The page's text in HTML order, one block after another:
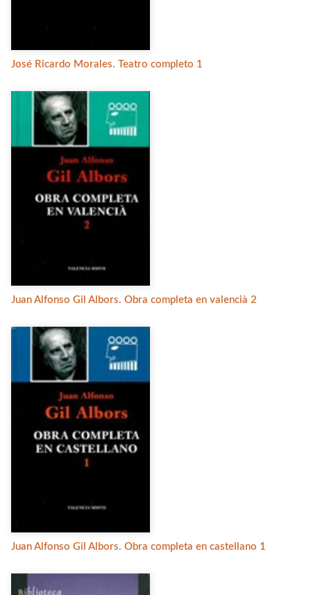
José Ricardo Morales. Teatro completo 1
Juan Alfonso Gil Albors. Obra completa en valencià 2
Juan Alfonso Gil Albors. Obra completa en castellano 1